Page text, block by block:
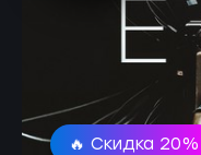
🔥 Скидка 20%